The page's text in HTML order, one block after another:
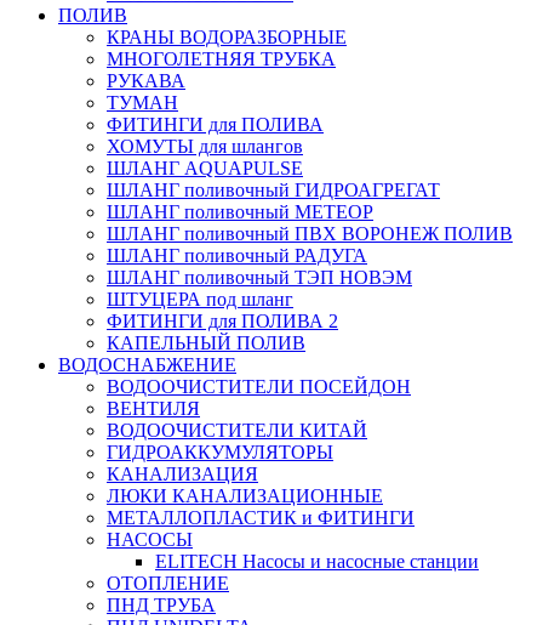
ПОЛИВ
КРАНЫ ВОДОРАЗБОРНЫЕ
МНОГОЛЕТНЯЯ ТРУБКА
РУКАВА
ТУМАН
ФИТИНГИ для ПОЛИВА
ХОМУТЫ для шлангов
ШЛАНГ AQUAPULSE
ШЛАНГ поливочный ГИДРОАГРЕГАТ
ШЛАНГ поливочный МЕТЕОР
ШЛАНГ поливочный ПВХ ВОРОНЕЖ ПОЛИВ
ШЛАНГ поливочный РАДУГА
ШЛАНГ поливочный ТЭП НОВЭМ
ШТУЦЕРА под шланг
ФИТИНГИ для ПОЛИВА 2
КАПЕЛЬНЫЙ ПОЛИВ
ВОДОСНАБЖЕНИЕ
ВОДООЧИСТИТЕЛИ ПОСЕЙДОН
ВЕНТИЛЯ
ВОДООЧИСТИТЕЛИ КИТАЙ
ГИДРОАККУМУЛЯТОРЫ
КАНАЛИЗАЦИЯ
ЛЮКИ КАНАЛИЗАЦИОННЫЕ
МЕТАЛЛОПЛАСТИК и ФИТИНГИ
НАСОСЫ
ELITECH Насосы и насосные станции
ОТОПЛЕНИЕ
ПНД ТРУБА